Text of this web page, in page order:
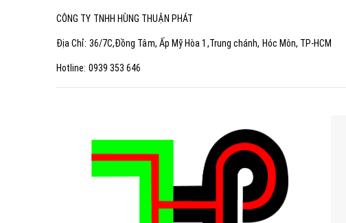
CÔNG TY TNHH HÙNG THUẬN PHÁT
Địa Chỉ: 36/7C,Đồng Tâm, Ấp Mỹ Hòa 1,Trung chánh, Hóc Môn, TP-HCM
Hotline: 0939 353 646